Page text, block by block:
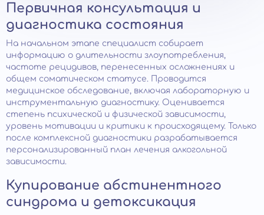
Первичная консультация и
диагностика состояния
На начальном этапе специалист собирает
информацию о длительности злоупотребления,
частоте рецидивов, перенесенных осложнениях и
общем соматическом статусе. Проводится
медицинское обследование, включая лабораторную и
инструментальную диагностику. Оценивается
степень психической и физической зависимости,
уровень мотивации и критики к происходящему. Только
после комплексной диагностики разрабатывается
персонализированный план лечения алкогольной
зависимости.
Купирование абстинентного
синдрома и детоксикация